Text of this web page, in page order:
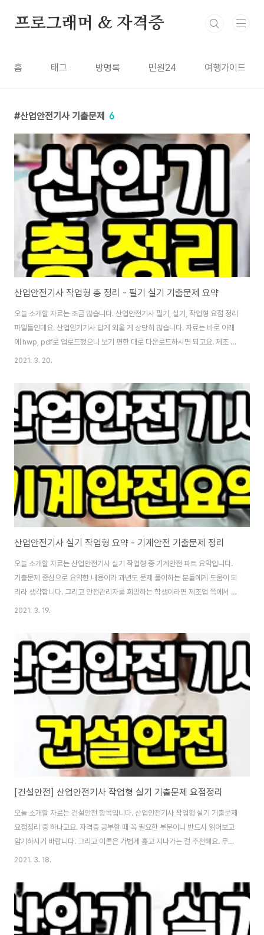
프로그래머 & 자격증
홈 태그 방명록 민원24 여행가이드
산업안전기사 기출문제 6
산업안전기사 작업형 총 정리 - 필기 실기 기출문제 요약
오늘 소개할 자료는 조금 많습니다. 산업안전기사 필기, 실기, 작업형 요점 정리
파일들인데요. 산업암기기사 답게 외울 게 상당히 많습니다. 자료는 바로 아래
에 hwp, pdf로 업로드했으니 보기 편한 대로 다운로드하시면 되고요. 제조 현
장 기업에서 생산 관리, 건설 현장에서 막노동 했던 경험이 있다면 자격증 노려
를 얻었다면, 산업안전기사, 건축안전기사, 건축기사 등의 자격증에 메리트가
있습니다. [hwp 산업안전기사 작업형] [pdf 산업안전기사 작업형] 다운로드
할 수 있는 pdf 파일과 hwp 파일은 바로 위에 있습니다. 이 자격증은 암기기
사 답게 외울 게 많고 그만큼 볼 게 많아요. 그래서 과년도 문제 풀이 위주로 공
부하는..
2021. 3. 20.
산업안전기사 실기 작업형 요약 - 기계안전 기출문제 정리
오늘 소개할 자료는 산업안전기사 실기 작업형 중 기계안전 파트 요약입니다.
기출문제 중심으로 요약한 내용이라 과년도 문제 풀이하는 분들에게 도움이 되
리라 생각합니다. 그리고 안전관리자를 희망하는 학생이라면 제조업 쪽에서 경
력을 쌓는 걸 추천해요. 산업안전기사 같은 안전 자격증 하나 갖고 건설 쪽으로
그만큼 페이도 높아지고 일도 편해지니깐요. 오늘 소개하는 산업안전기사 실기
작업형 중 기계안전 파트는 바로 위에서 다운로드할 수 있습니다. 기계안전 파
트는 총 9개의 대분류로 구성되어 있습니다. 1. 위험점 2. 연삭기 3. 지게차 4.
컨베이어 5. 롤러기 6. 프레스 7. 양중기 8. 목재 가공용 기계 9. 와이어로프 아
래는 산..
2021. 3. 19.
[건설안전] 산업안전기사 작업형 실기 기출문제 요점정리
오늘 소개할 자료는 건설안전 항목입니다. 산업안전기사 작업형 실기 기출문제
요점정리 중 하나고요. 자격증 공부할 때 꼭 필요한 부분이니 반드시 읽어보고
암기하시기 바랍니다. 그리고 이론은 가볍게 훑고 지나가는 걸 추천해요. 무작
정 문제만 외운다고 합격하기 어렵다고 생각한다면 이론은 조금 배우세요. 왜
만 외우는 게 벅차다면 방향 잡기 좋습니다. 그래도 무식하게 기출 위주로 암기
만 해도 합격할 분들은 합격합니다. 다운로드할 수 있는 pdf, hwp 파일은 바로
위에 있고요. hwp 파일은 한컴뷰어, pdf 파일은 크롬 브라우저로 열어서 편하
게 볼 수 있습니다. 위에 소개한 건설안전기사 실기 작업형 건설안전 파트는 3
2021. 3. 18.